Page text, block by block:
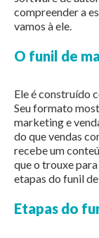
compreender a
vamos à ele.
O funil de
Ele é construído
Seu formato
marketing e
do que vendas
recebe um
que o trouxe para
etapas do funil
Etapas do